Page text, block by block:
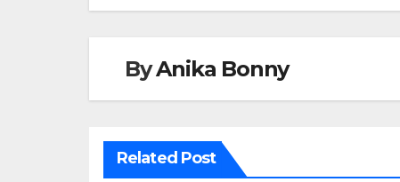
ByAnika Bonny
Related Post